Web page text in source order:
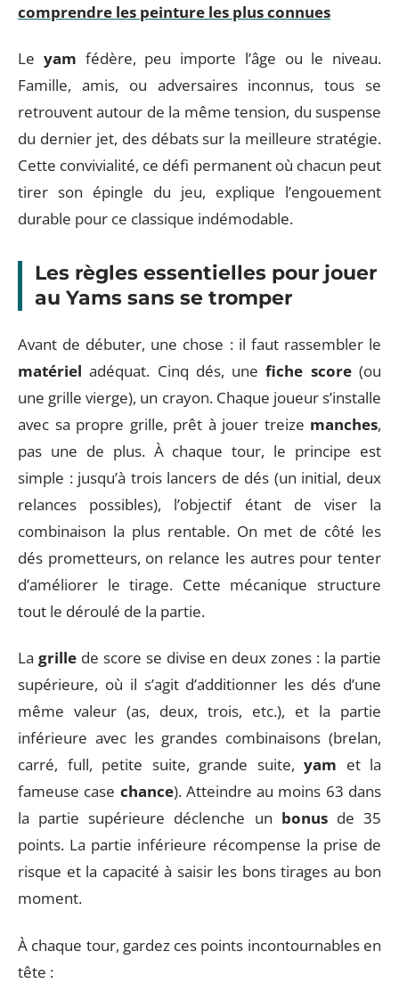
comprendre les peinture les plus connues
Le yam fédère, peu importe l’âge ou le niveau.
Famille, amis, ou adversaires inconnus, tous se
retrouvent autour de la même tension, du suspense
du dernier jet, des débats sur la meilleure stratégie.
Cette convivialité, ce défi permanent où chacun peut
tirer son épingle du jeu, explique l’engouement
durable pour ce classique indémodable.
Les règles essentielles pour jouer
au Yams sans se tromper
Avant de débuter, une chose : il faut rassembler le
matériel adéquat. Cinq dés, unefiche score(ou
une grille vierge), un crayon. Chaque joueur s’installe
avec sa propre grille, prêt à jouer treize manches,
pas une de plus. À chaque tour, le principe est
simple : jusqu’à trois lancers de dés (un initial, deux
relances possibles), l’objectif étant de viser la
combinaison la plus rentable. On met de côté les
dés prometteurs, on relance les autres pour tenter
d’améliorer le tirage. Cette mécanique structure
tout le déroulé de la partie.
La grillede score se divise en deux zones : la partie
supérieure, où il s’agit d’additionner les dés d’une
même valeur (as, deux, trois, etc.), et la partie
inférieure avec les grandes combinaisons (brelan,
carré, full, petite suite, grande suite, yam et la
fameuse case chance). Atteindre au moins 63 dans
la partie supérieure déclenche un bonusde 35
points. La partie inférieure récompense la prise de
risque et la capacité à saisir les bons tirages au bon
moment.
À chaque tour, gardez ces points incontournables en
tête :